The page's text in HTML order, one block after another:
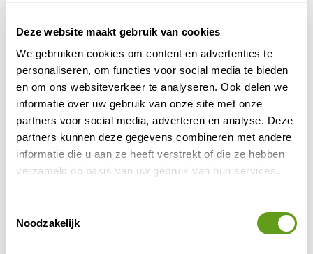
Deze website maakt gebruik van cookies
We gebruiken cookies om content en advertenties te
personaliseren, om functies voor social media te bieden
en om ons websiteverkeer te analyseren. Ook delen we
informatie over uw gebruik van onze site met onze
partners voor social media, adverteren en analyse. Deze
partners kunnen deze gegevens combineren met andere
informatie die u aan ze heeft verstrekt of die ze hebben
verzameld op basis van uw gebruik van hun services.
Noodzakelijk
Méribel denkt aan alles; slechts 1% van het skigebied is